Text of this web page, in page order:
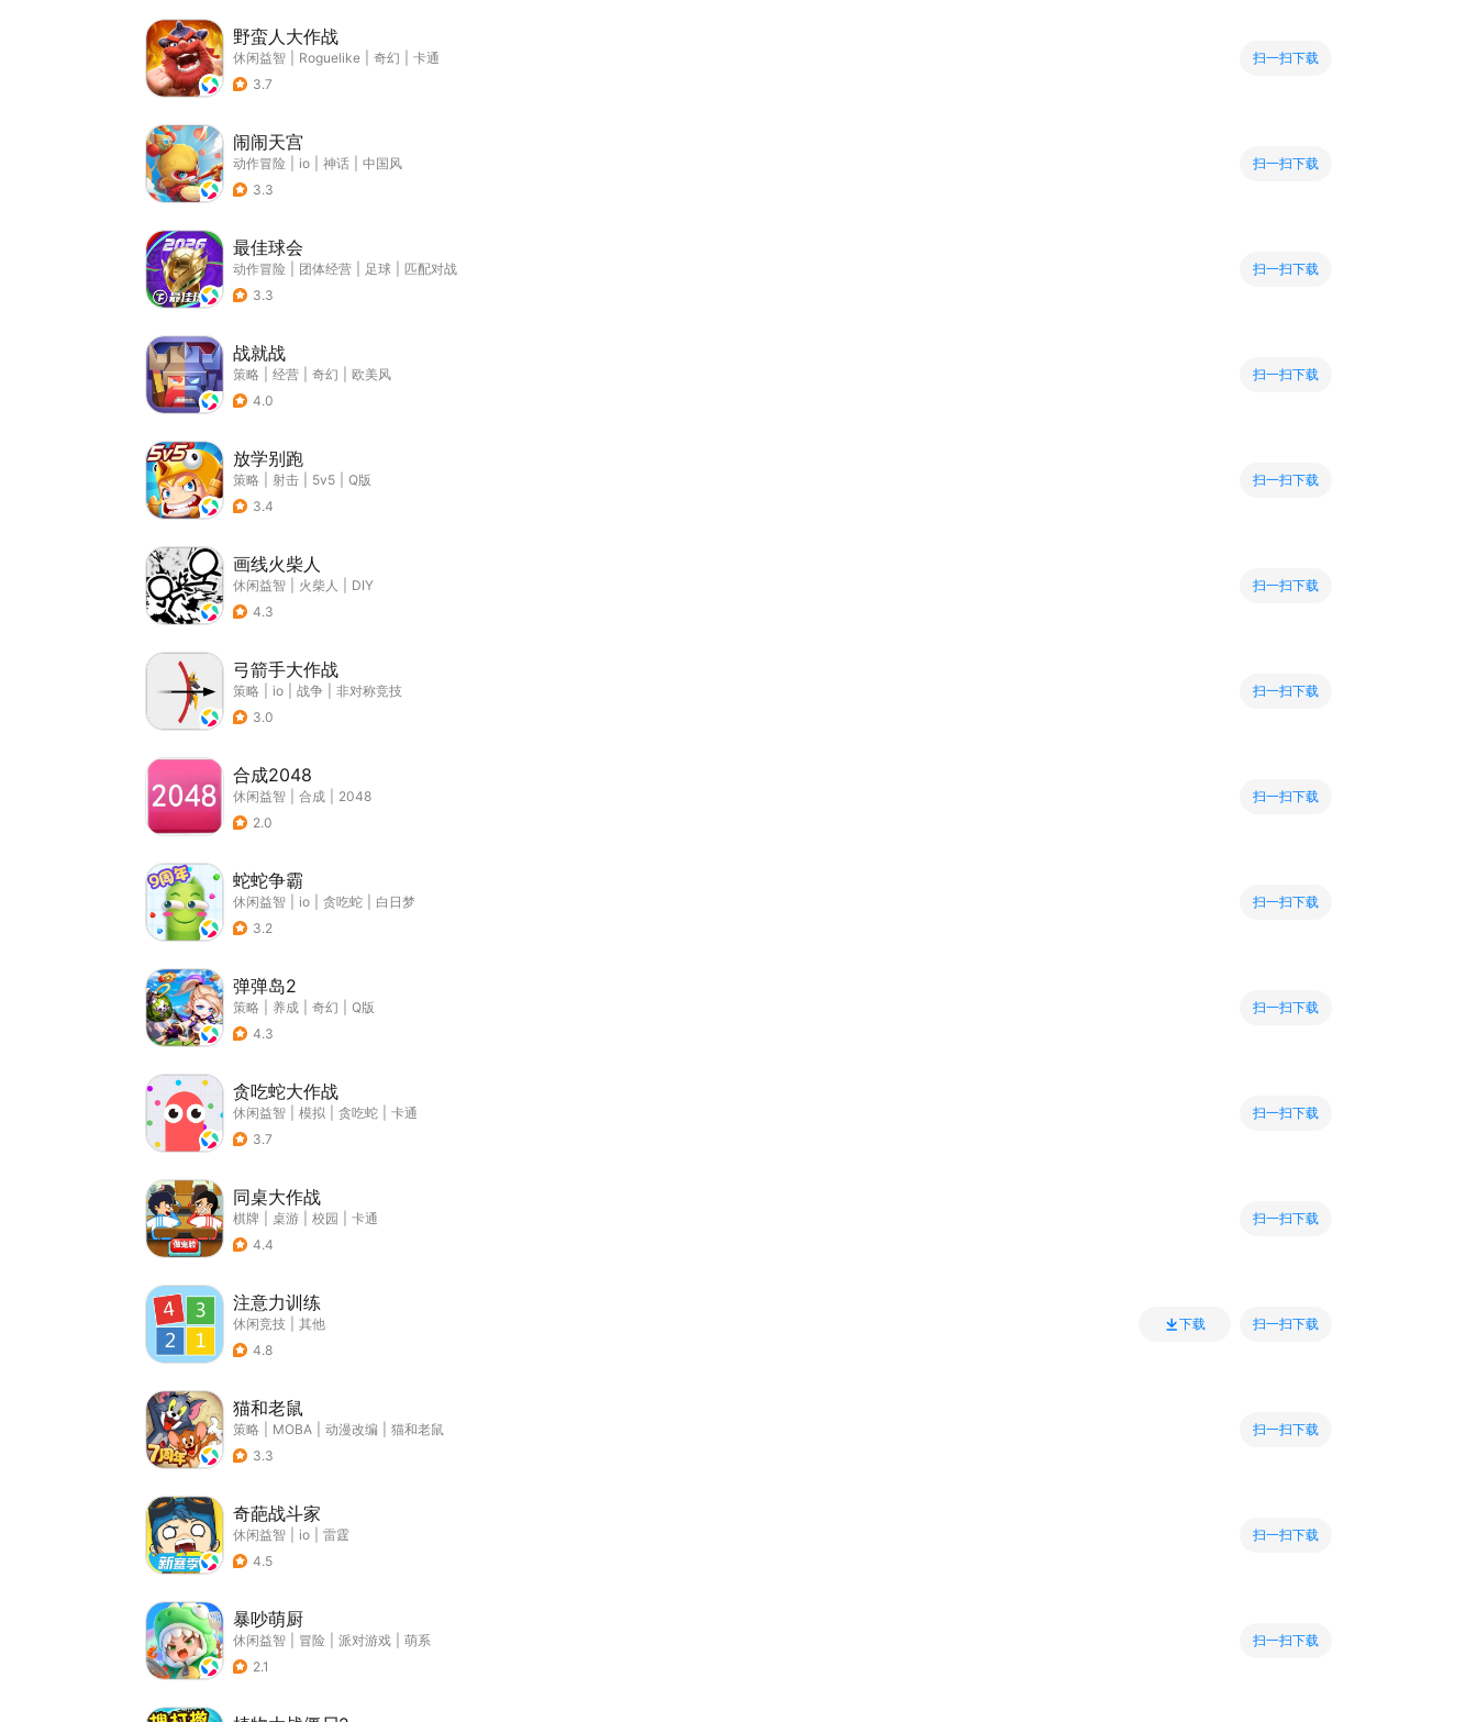
野蛮人大作战
休闲益智 Roguelike 奇幻
卡通
3.7
扫一扫下载
闹闹天宫
动作冒险 io 神话
中国风
3.3
扫一扫下载
最佳球会
动作冒险 团体经营 足球
匹配对战
3.3
扫一扫下载
战就战
策略 经营 奇幻
欧美风
4.0
扫一扫下载
放学别跑
策略 射击 5v5
Q版
3.4
扫一扫下载
画线火柴人
休闲益智 火柴人
DIY
4.3
扫一扫下载
弓箭手大作战
策略 io 战争
非对称竞技
3.0
扫一扫下载
合成2048
休闲益智 合成
2048
2.0
扫一扫下载
蛇蛇争霸
休闲益智 io 贪吃蛇
白日梦
3.2
扫一扫下载
弹弹岛2
策略 养成 奇幻
Q版
4.3
扫一扫下载
贪吃蛇大作战
休闲益智 模拟 贪吃蛇
卡通
3.7
扫一扫下载
同桌大作战
棋牌 桌游 校园
卡通
4.4
扫一扫下载
注意力训练
休闲竞技
其他
4.8
下载 扫一扫下载
猫和老鼠
策略 MOBA 动漫改编
猫和老鼠
3.3
扫一扫下载
奇葩战斗家
休闲益智 io
雷霆
4.5
扫一扫下载
暴吵萌厨
休闲益智 冒险 派对游戏
萌系
2.1
扫一扫下载